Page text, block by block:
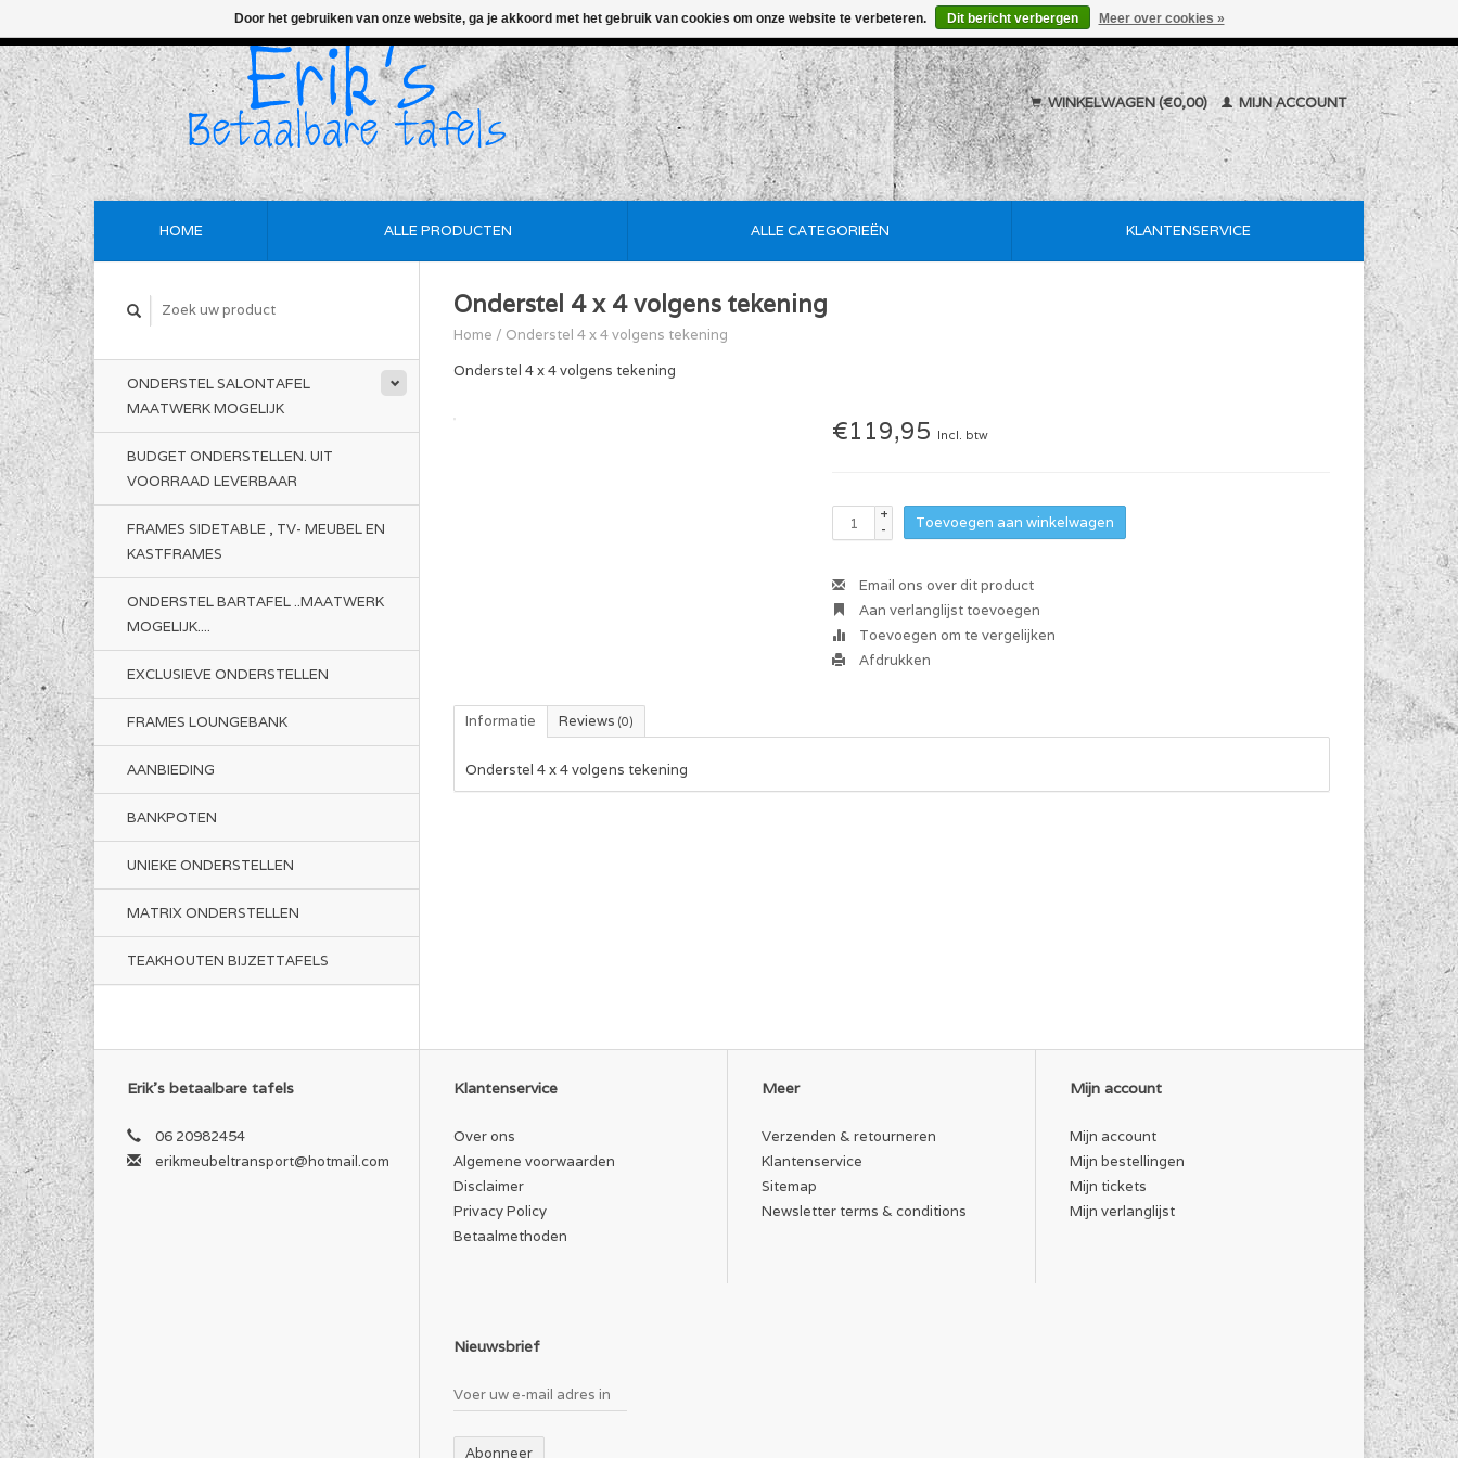
WINKELWAGEN (€0,00) MIJN ACCOUNT
HOME ALLE PRODUCTEN ALLE CATEGORIEËN KLANTENSERVICE
ONDERSTEL SALONTAFEL
MAATWERK MOGELIJK
BUDGET ONDERSTELLEN. UIT
VOORRAAD LEVERBAAR
FRAMES SIDETABLE , TV- MEUBEL EN
KASTFRAMES
ONDERSTEL BARTAFEL ..MAATWERK
MOGELIJK....
EXCLUSIEVE ONDERSTELLEN
FRAMES LOUNGEBANK
AANBIEDING
BANKPOTEN
UNIEKE ONDERSTELLEN
MATRIX ONDERSTELLEN
TEAKHOUTEN BIJZETTAFELS
Onderstel 4 x 4 volgens tekening
Home / Onderstel 4 x 4 volgens tekening
Onderstel 4 x 4 volgens tekening
€119,95 Incl. btw
+
-
Toevoegen aan winkelwagen
Email ons over dit product
Aan verlanglijst toevoegen
Toevoegen om te vergelijken
Afdrukken
Informatie Reviews (0)
Onderstel 4 x 4 volgens tekening
Erik's betaalbare tafels
06 20982454
erikmeubeltransport@hotmail.com
Klantenservice
Over ons
Algemene voorwaarden
Disclaimer
Privacy Policy
Betaalmethoden
Meer
Verzenden & retourneren
Klantenservice
Sitemap
Newsletter terms & conditions
Mijn account
Mijn account
Mijn bestellingen
Mijn tickets
Mijn verlanglijst
Nieuwsbrief
Abonneer
Door het gebruiken van onze website, ga je akkoord met het gebruik van cookies om onze website te verbeteren. Dit bericht verbergen Meer over cookies »
• Korte Levertijd • Maatwerk Mogelijk • De Goedkoopste